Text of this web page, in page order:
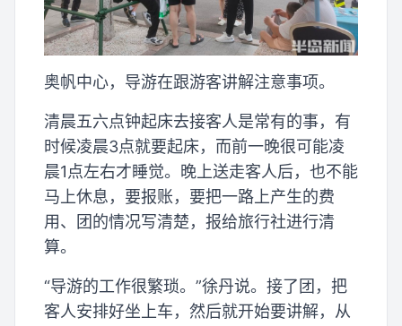
奥帆中心，导游在跟游客讲解注意事项。
清晨五六点钟起床去接客人是常有的事，有
时候凌晨3点就要起床，而前一晚很可能凌
晨1点左右才睡觉。晚上送走客人后，也不能
马上休息，要报账，要把一路上产生的费
用、团的情况写清楚，报给旅行社进行清
算。
“导游的工作很繁琐。”徐丹说。接了团，把
客人安排好坐上车，然后就开始要讲解，从